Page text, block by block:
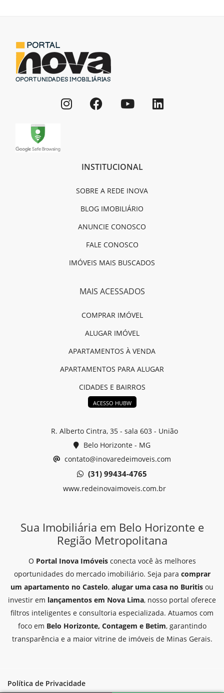
INSTITUCIONAL
SOBRE A REDE INOVA
BLOG IMOBILIÁRIO
ANUNCIE CONOSCO
FALE CONOSCO
IMÓVEIS MAIS BUSCADOS
MAIS ACESSADOS
COMPRAR IMÓVEL
ALUGAR IMÓVEL
APARTAMENTOS À VENDA
APARTAMENTOS PARA ALUGAR
CIDADES E BAIRROS
ACESSO HUBW
R. Alberto Cintra, 35 - sala 603 - União
Belo Horizonte - MG
contato@inovaredeimoveis.com
(31) 99434-4765
www.redeinovaimoveis.com.br
Sua Imobiliária em Belo Horizonte e
Região Metropolitana
O Portal Inova Imóveisconecta você às melhores
oportunidades do mercado imobiliário. Seja para comprar
um apartamento no Castelo, alugar uma casa no Buritis ou
investir em lançamentos em Nova Lima, nosso portal oferece
filtros inteligentes e consultoria especializada. Atuamos com
foco em Belo Horizonte, Contagem e Betim, garantindo
transparência e a maior vitrine de imóveis de Minas Gerais.
Política de Privacidade